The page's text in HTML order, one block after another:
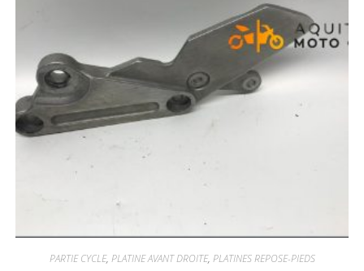
PARTIE CYCLE, PLATINE AVANT DROITE, PLATINES REPOSE-PIEDS